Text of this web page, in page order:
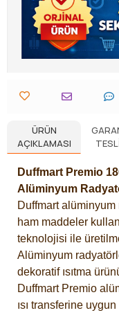
ÜRÜN
AÇIKLAMASI
Duffmart Premio
Alüminyum
Duffmart
ham maddeler
teknolojisi ile
Alüminyum
dekoratif ısıtma
Duffmart Premio
ısı transferine uygun